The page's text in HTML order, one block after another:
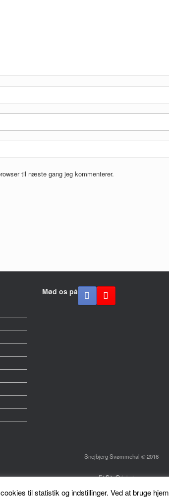
til næste gang jeg kommenterer.
Mød os på
Snejbjerg Svømmehal © 2016
EtSiteOrigintema
til statistik og indstillinger. Ved at bruge